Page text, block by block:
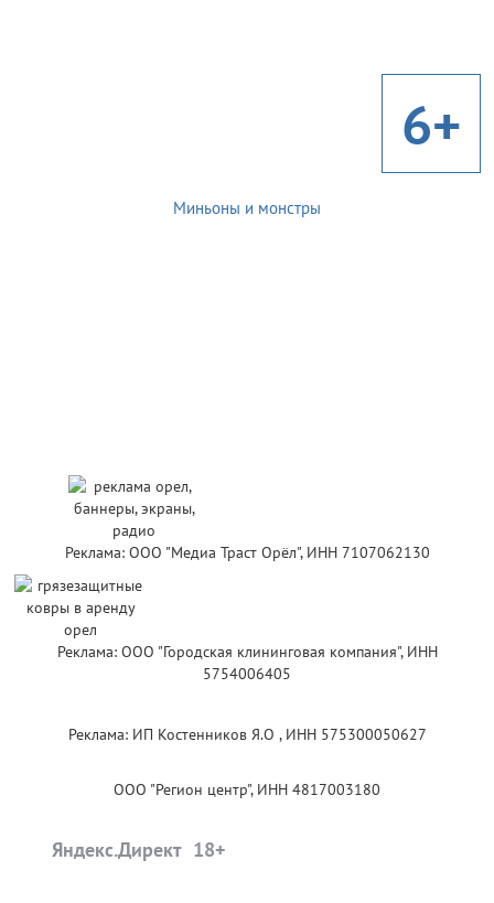
6+
Миньоны и монстры
Реклама: ООО "Медиа Траст Орёл", ИНН 7107062130
Реклама: ООО "Городская клининговая компания", ИНН
5754006405
Реклама: ИП Костенников Я.О , ИНН 575300050627
ООО "Регион центр", ИНН 4817003180
Яндекс.Директ